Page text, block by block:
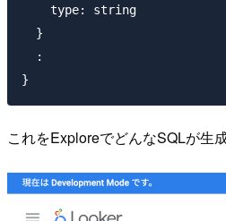
    type: string
  }
  :
これをExploreでどんなSQLが生